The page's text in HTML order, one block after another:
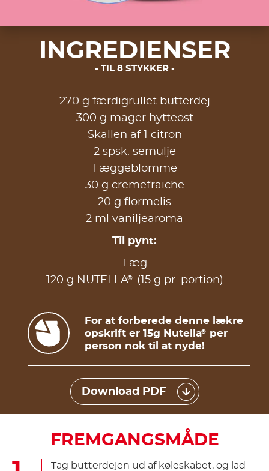
INGREDIENSER
TIL 8 STYKKER
270 g færdigrullet butterdej
300 g mager hytteost
Skallen af 1 citron
2 spsk. semulje
1 æggeblomme
30 g cremefraiche
20 g flormelis
2 ml vaniljearoma
Til pynt:
1 æg​
120 g NUTELLA® (15 g pr. portion)
For at forberede denne lækre
opskrift er 15g Nutella®
per
person nok til at nyde!
Download PDF
FREMGANGSMÅDE
Tag butterdejen ud af køleskabet, og lad